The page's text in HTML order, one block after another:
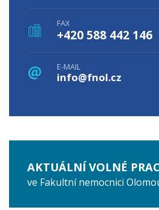
FAX
+420 588 442 146
E-MAIL
info@fnol.cz
AKTUÁLNÍ VOLNÉ
ve Fakultní nemocnici